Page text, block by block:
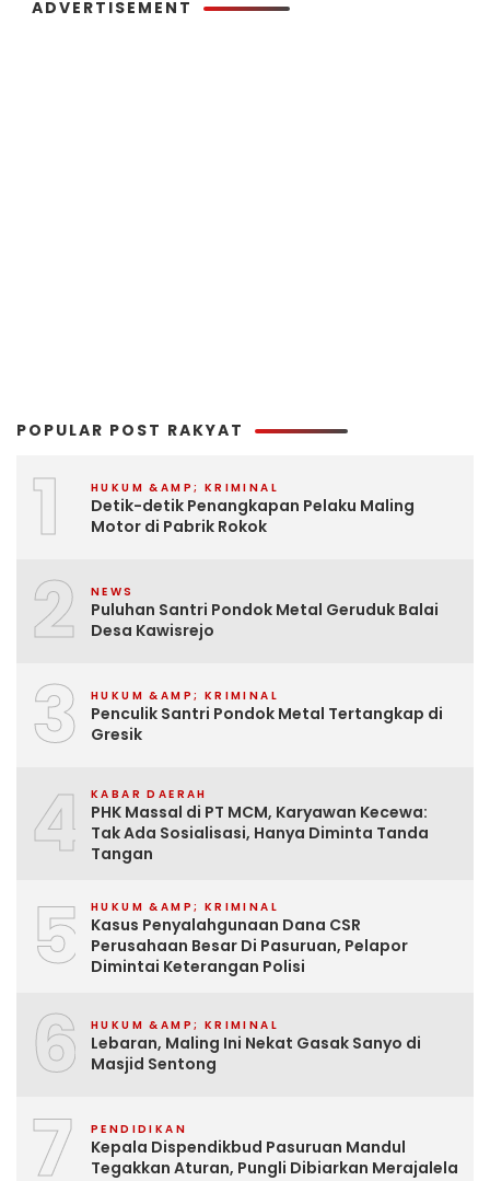
ADVERTISEMENT
POPULAR POST RAKYAT
1 HUKUM &AMP; KRIMINAL
Detik-detik Penangkapan Pelaku Maling
Motor di Pabrik Rokok
2 NEWS
Puluhan Santri Pondok Metal Geruduk Balai
Desa Kawisrejo
3 HUKUM &AMP; KRIMINAL
Penculik Santri Pondok Metal Tertangkap di
Gresik
4 KABAR DAERAH
PHK Massal di PT MCM, Karyawan Kecewa:
Tak Ada Sosialisasi, Hanya Diminta Tanda
Tangan
5 HUKUM &AMP; KRIMINAL
Kasus Penyalahgunaan Dana CSR
Perusahaan Besar Di Pasuruan, Pelapor
Dimintai Keterangan Polisi
6 HUKUM &AMP; KRIMINAL
Lebaran, Maling Ini Nekat Gasak Sanyo di
Masjid Sentong
7 PENDIDIKAN
Kepala Dispendikbud Pasuruan Mandul
Tegakkan Aturan, Pungli Dibiarkan Merajalela